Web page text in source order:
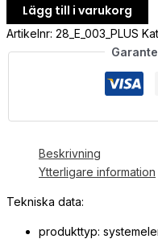
Lägg till i varukorg
Artikelnr: 28_E_003_PLUS
Beskrivning
Ytterligare information
Tekniska data:
produkttyp: